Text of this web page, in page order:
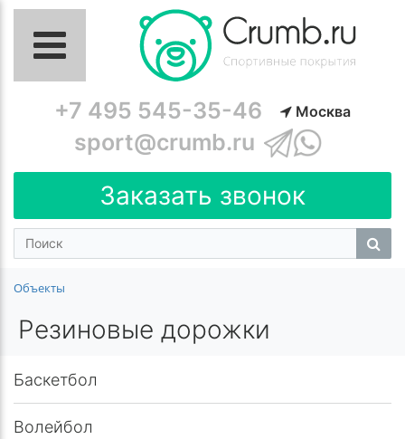
+7 495 545-35-46 Москва
sport@crumb.ru
Заказать звонок
Объекты
Резиновые дорожки
Баскетбол
Волейбол